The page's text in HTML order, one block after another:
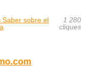
Saber sobre el
1 280
cliques